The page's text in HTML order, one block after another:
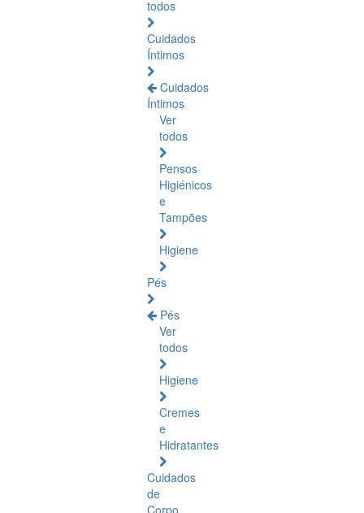
todos
Cuidados
Íntimos
Cuidados
Íntimos
Ver
todos
Pensos
Higiénicos
e
Tampões
Higiene
Pés
Pés
Ver
todos
Higiene
Cremes
e
Hidratantes
Cuidados
de
Corpo